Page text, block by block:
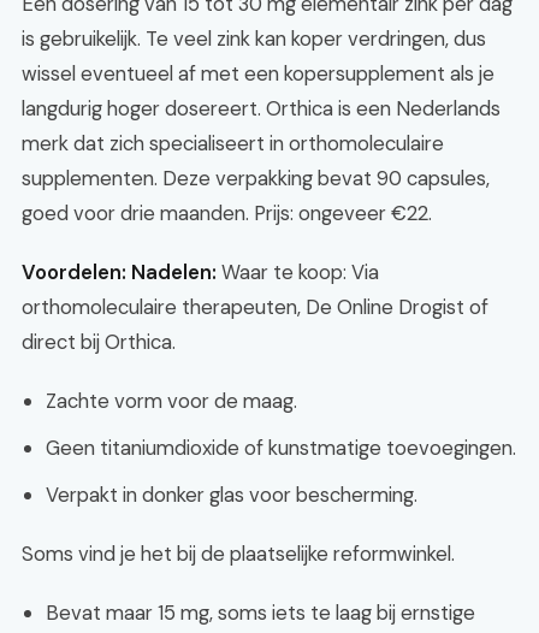
is gebruikelijk. Te veel zink kan koper verdringen, dus
wissel eventueel af met een kopersupplement als je
langdurig hoger dosereert. Orthica is een Nederlands
merk dat zich specialiseert in orthomoleculaire
supplementen. Deze verpakking bevat 90 capsules,
goed voor drie maanden. Prijs: ongeveer €22.
Voordelen: Nadelen: Waar te koop: Via
orthomoleculaire therapeuten, De Online Drogist of
direct bij Orthica.
Zachte vorm voor de maag.
Geen titaniumdioxide of kunstmatige toevoegingen.
Verpakt in donker glas voor bescherming.
Soms vind je het bij de plaatselijke reformwinkel.
Bevat maar 15 mg, soms iets te laag bij ernstige